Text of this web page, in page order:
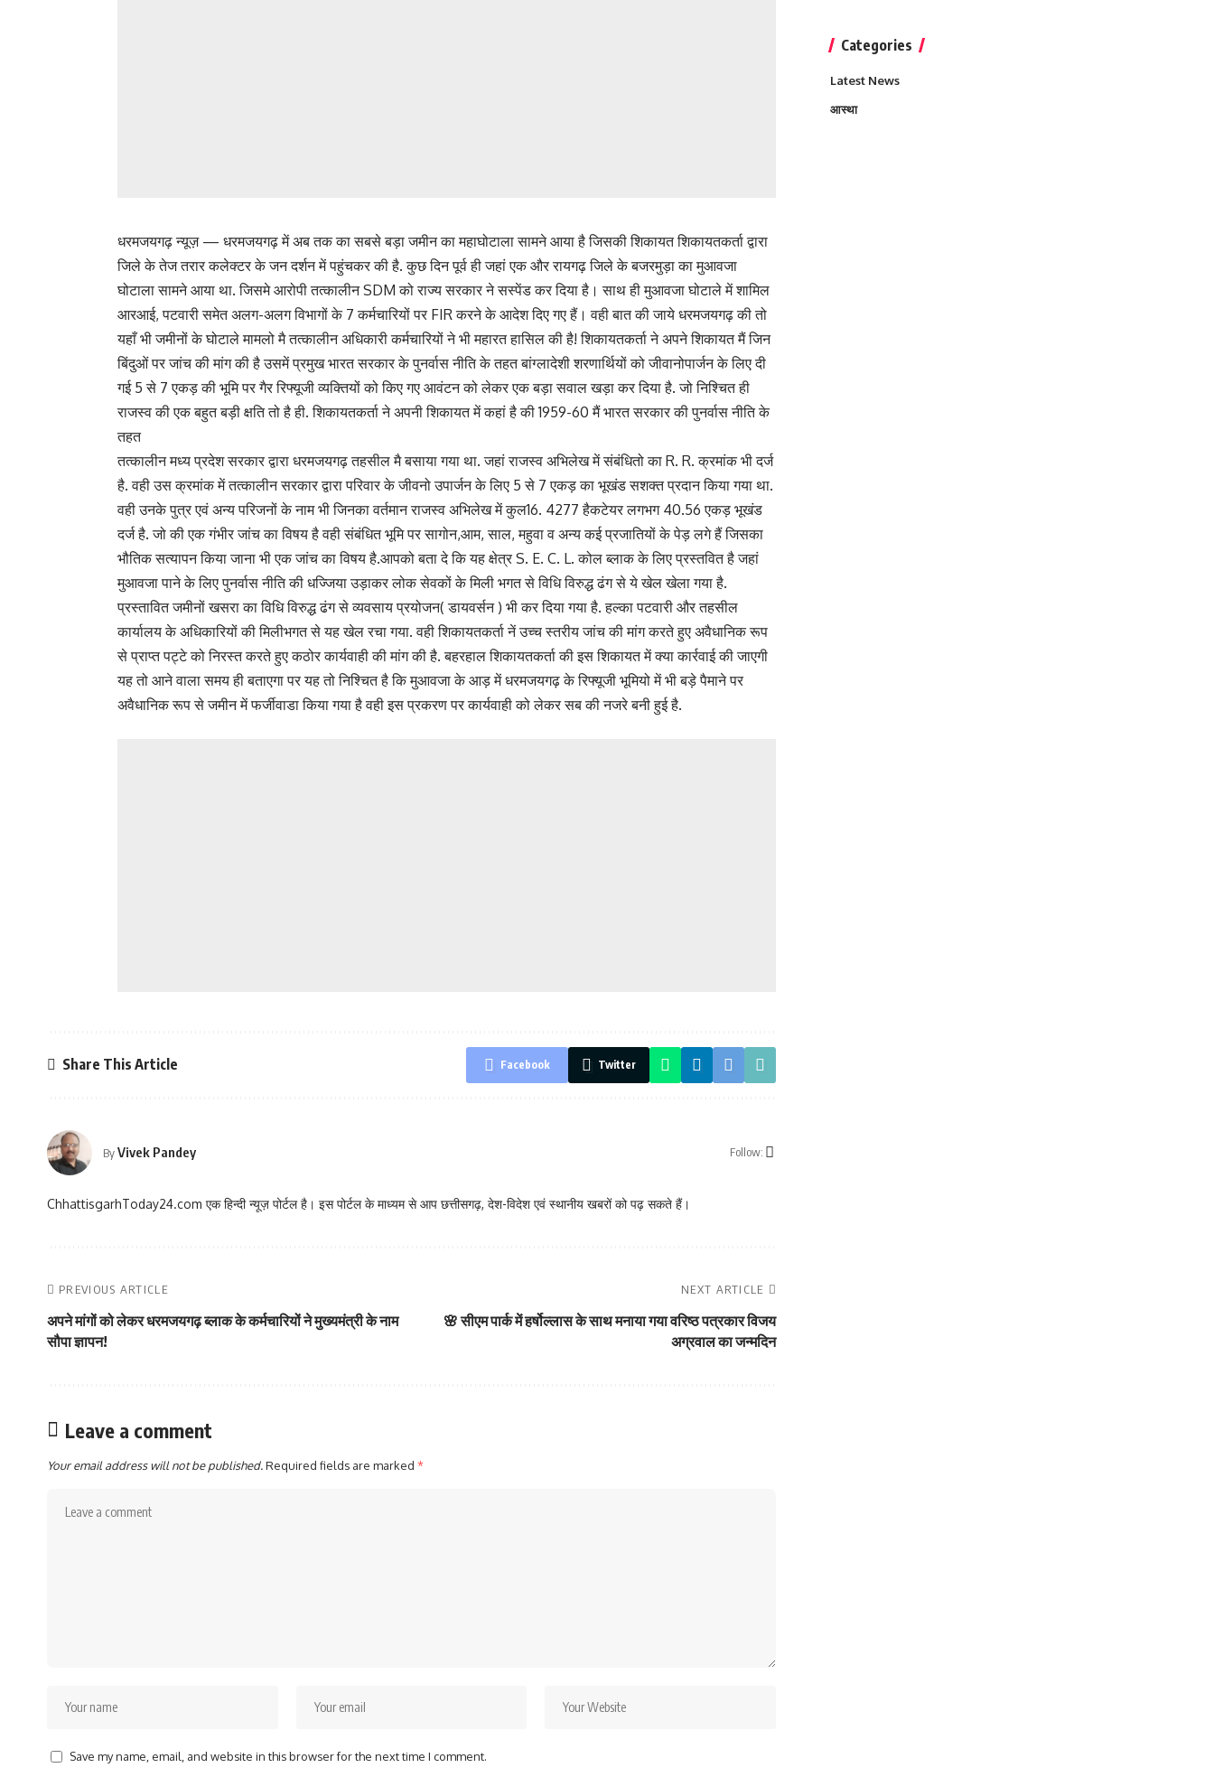
धरमजयगढ़ न्यूज़ — धरमजयगढ़ में अब तक का सबसे बड़ा जमीन का महाघोटाला सामने आया है जिसकी शिकायत शिकायतकर्ता द्वारा
जिले के तेज तरार कलेक्टर के जन दर्शन में पहुंचकर की है. कुछ दिन पूर्व ही जहां एक और रायगढ़ जिले के बजरमुड़ा का मुआवजा
घोटाला सामने आया था. जिसमे आरोपी तत्कालीन SDM को राज्य सरकार ने सस्पेंड कर दिया है। साथ ही मुआवजा घोटाले में शामिल
आरआई, पटवारी समेत अलग-अलग विभागों के 7 कर्मचारियों पर FIR करने के आदेश दिए गए हैं। वही बात की जाये धरमजयगढ़ की तो
यहाँ भी जमीनों के घोटाले मामलो मै तत्कालीन अधिकारी कर्मचारियों ने भी महारत हासिल की है! शिकायतकर्ता ने अपने शिकायत मैं जिन
बिंदुओं पर जांच की मांग की है उसमें प्रमुख भारत सरकार के पुनर्वास नीति के तहत बांग्लादेशी शरणार्थियों को जीवानोपार्जन के लिए दी
गई 5 से 7 एकड़ की भूमि पर गैर रिफ्यूजी व्यक्तियों को किए गए आवंटन को लेकर एक बड़ा सवाल खड़ा कर दिया है. जो निश्चित ही
राजस्व की एक बहुत बड़ी क्षति तो है ही. शिकायतकर्ता ने अपनी शिकायत में कहां है की 1959-60 मैं भारत सरकार की पुनर्वास नीति के
तहत
तत्कालीन मध्य प्रदेश सरकार द्वारा धरमजयगढ़ तहसील मै बसाया गया था. जहां राजस्व अभिलेख में संबंधितो का R. R. क्रमांक भी दर्ज
है. वही उस क्रमांक में तत्कालीन सरकार द्वारा परिवार के जीवनो उपार्जन के लिए 5 से 7 एकड़ का भूखंड सशक्त प्रदान किया गया था.
वही उनके पुत्र एवं अन्य परिजनों के नाम भी जिनका वर्तमान राजस्व अभिलेख में कुल16. 4277 हैकटेयर लगभग 40.56 एकड़ भूखंड
दर्ज है. जो की एक गंभीर जांच का विषय है वही संबंधित भूमि पर सागोन,आम, साल, महुवा व अन्य कई प्रजातियों के पेड़ लगे हैं जिसका
भौतिक सत्यापन किया जाना भी एक जांच का विषय है.आपको बता दे कि यह क्षेत्र S. E. C. L. कोल ब्लाक के लिए प्रस्तवित है जहां
मुआवजा पाने के लिए पुनर्वास नीति की धज्जिया उड़ाकर लोक सेवकों के मिली भगत से विधि विरुद्ध ढंग से ये खेल खेला गया है.
प्रस्तावित जमीनों खसरा का विधि विरुद्ध ढंग से व्यवसाय प्रयोजन( डायवर्सन ) भी कर दिया गया है. हल्का पटवारी और तहसील
कार्यालय के अधिकारियों की मिलीभगत से यह खेल रचा गया. वही शिकायतकर्ता नें उच्च स्तरीय जांच की मांग करते हुए अवैधानिक रूप
से प्राप्त पट्टे को निरस्त करते हुए कठोर कार्यवाही की मांग की है. बहरहाल शिकायतकर्ता की इस शिकायत में क्या कार्रवाई की जाएगी
यह तो आने वाला समय ही बताएगा पर यह तो निश्चित है कि मुआवजा के आड़ में धरमजयगढ़ के रिफ्यूजी भूमियो में भी बड़े पैमाने पर
अवैधानिक रूप से जमीन में फर्जीवाडा किया गया है वही इस प्रकरण पर कार्यवाही को लेकर सब की नजरे बनी हुई है.
Share This Article Facebook Twitter
ByVivek Pandey Follow:
ChhattisgarhToday24.com एक हिन्दी न्यूज़ पोर्टल है। इस पोर्टल के माध्यम से आप छत्तीसगढ़, देश-विदेश एवं स्थानीय खबरों को पढ़ सकते हैं।
PREVIOUS ARTICLE
अपने मांगों को लेकर धरमजयगढ़ ब्लाक के कर्मचारियों ने मुख्यमंत्री के नाम
सौपा ज्ञापन!
NEXT ARTICLE
🌸 सीएम पार्क में हर्षोल्लास के साथ मनाया गया वरिष्ठ पत्रकार विजय
अग्रवाल का जन्मदिन
Leave a comment
Your email address will not be published.Required fields are marked *
Save my name, email, and website in this browser for the next time I comment.
Categories
Latest News
आस्था